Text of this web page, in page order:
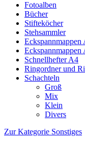
Fotoalben
Bücher
Stifteköcher
Stehsammler
Eckspannmappen
Eckspannmappen
Schnellhefter A4
Ringordner und
Schachteln
Groß
Mix
Klein
Divers
Zur Kategorie Sonstiges